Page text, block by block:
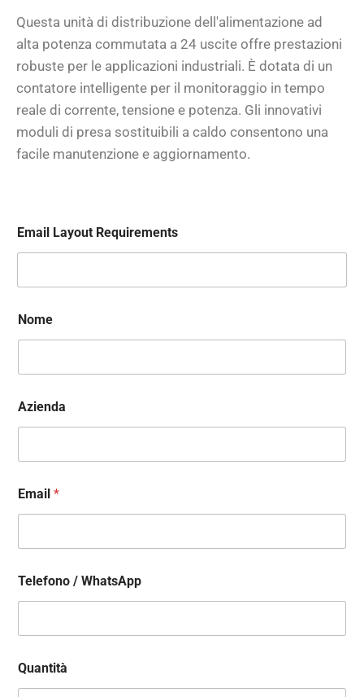
Questa unità di distribuzione dell'alimentazione ad
alta potenza commutata a 24 uscite offre prestazioni
robuste per le applicazioni industriali. È dotata di un
contatore intelligente per il monitoraggio in tempo
reale di corrente, tensione e potenza. Gli innovativi
moduli di presa sostituibili a caldo consentono una
facile manutenzione e aggiornamento.
Email Layout Requirements
Nome
Azienda
Email *
Telefono / WhatsApp
Quantità